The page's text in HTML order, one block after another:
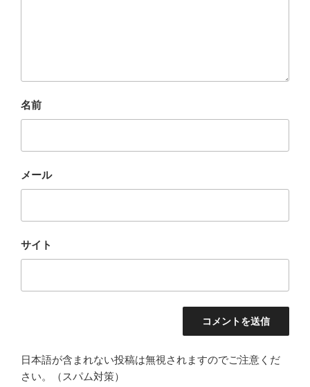
名前
メール
サイト
日本語が含まれない投稿は無視されますのでご注意くだ
さい。（スパム対策）